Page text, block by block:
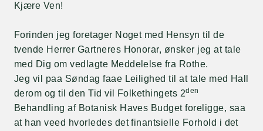
Kjære Ven!
Forinden jeg foretager Noget med Hensyn til de
tvende Herrer Gartneres Honorar, ønsker jeg at tale
med Dig om vedlagte Meddelelse fra Rothe.
Jeg vil paa Søndag faae Leilighed til at tale med Hall
derom og til den Tid vil Folkethingets 2den
Behandling af Botanisk Haves Budget foreligge, saa
at han veed hvorledes det finantsielle Forhold i det